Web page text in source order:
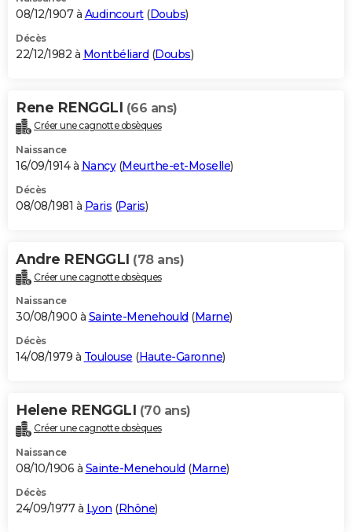
08/12/1907 à Audincourt(Doubs)
Décès
22/12/1982 à Montbéliard (Doubs)
Rene RENGGLI (66 ans)
Créer une cagnotte obsèques
Naissance
16/09/1914 à Nancy(Meurthe-et-Moselle)
Décès
08/08/1981 à Paris (Paris)
Andre RENGGLI (78 ans)
Créer une cagnotte obsèques
Naissance
30/08/1900 à Sainte-Menehould (Marne)
Décès
14/08/1979 à Toulouse (Haute-Garonne)
Helene RENGGLI (70 ans)
Créer une cagnotte obsèques
Naissance
08/10/1906 à Sainte-Menehould (Marne)
Décès
24/09/1977 à Lyon (Rhône)